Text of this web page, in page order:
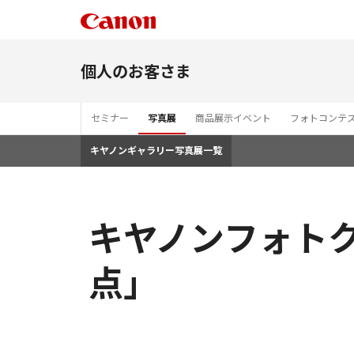
個人のお客さま
セミナー 写真展 商品展示イベント フォトコンテ
キヤノンギャラリー写真展一覧
キヤノンフォト
点」